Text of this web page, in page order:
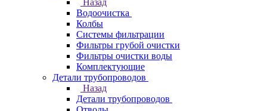
Назад
Водоочистка
Колбы
Системы фильтрации
Фильтры грубой очистки
Фильтры очистки воды
Комплектующие
Детали трубопроводов
Назад
Детали трубопроводов